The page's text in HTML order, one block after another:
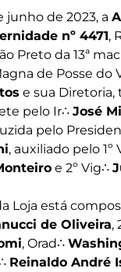
junho de 2023, a
nº 4471,
Preto da 13ª
de Posse do
e sua Diretoria,
pelo Ir∴ José
pelo
, auxiliado pelo 1º
e 2º Vig∴
Loja está
de Oliveira,
, Orad∴
Reinaldo André